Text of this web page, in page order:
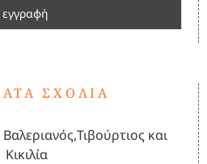
ΣΧΌΛΙΑ
Βαλεριανός,Τιβούρτιος και
Κικιλία